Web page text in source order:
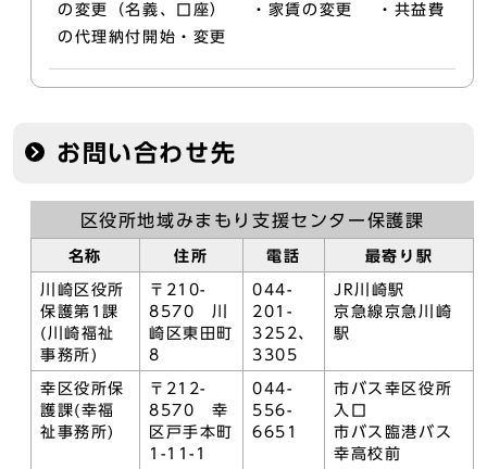
の変更（名義、口座） ・家賃の変更 ・共益費
の代理納付開始・変更
お問い合わせ先
区役所地域みまもり支援センター保護課
名称 住所 電話 最寄り駅
川崎区役所
保護第1課
(川崎福祉
事務所)
〒210-
8570 川
崎区東田町
8
044-
201-
3252、
3305
JR川崎駅
京急線京急川崎
駅
幸区役所保
護課(幸福
祉事務所)
〒212-
8570 幸
区戸手本町
1-11-1
044-
556-
6651
市バス幸区役所
入口
市バス臨港バス
幸高校前